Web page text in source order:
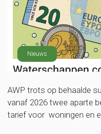
Nieuws
AWP trots op behaalde
vanaf 2026 twee aparte
tarief voor woningen en